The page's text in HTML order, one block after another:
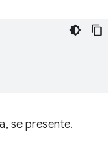
se presente.